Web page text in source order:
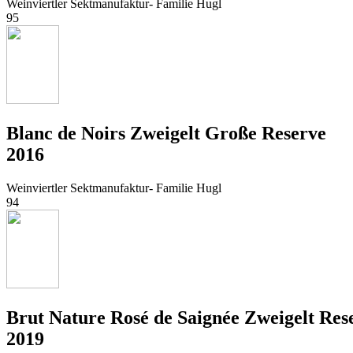
Weinviertler Sektmanufaktur- Familie Hugl
95
Blanc de Noirs Zweigelt Große Reserve
2016
Weinviertler Sektmanufaktur- Familie Hugl
94
Brut Nature Rosé de Saignée Zweigelt
2019